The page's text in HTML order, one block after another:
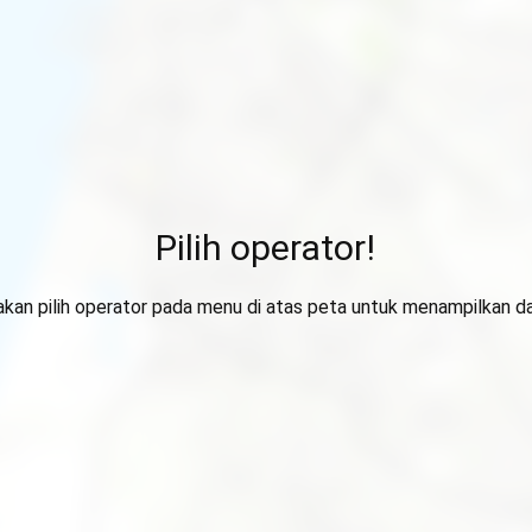
Pilih operator!
pilih operator pada menu di atas peta untuk menampilkan